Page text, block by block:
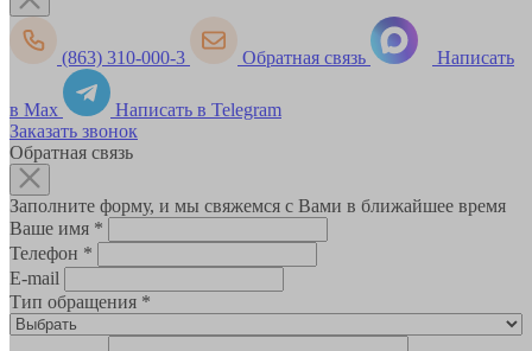
(863) 310-000-3 Обратная связь Написать
в Max
Написать в Telegram
Заказать звонок
Обратная связь
Заполните форму, и мы свяжемся с Вами в ближайшее время
Ваше имя *
Телефон *
E-mail
Тип обращения *